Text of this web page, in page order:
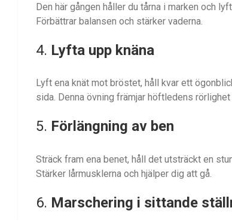
Den här gången håller du tårna i marken och
Förbättrar balansen och stärker vaderna.
4. Lyfta upp knäna
Lyft ena knät mot bröstet, håll kvar ett
sida. Denna övning främjar höftledens
5. Förlängning av ben
Sträck fram ena benet, håll det utsträckt en
Stärker lårmusklerna och hjälper dig att gå.
6. Marschering i sittande